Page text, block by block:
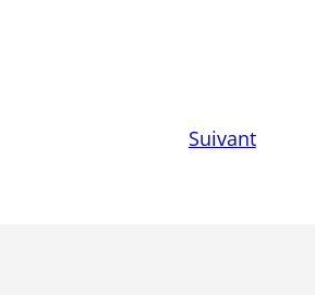
Suivant